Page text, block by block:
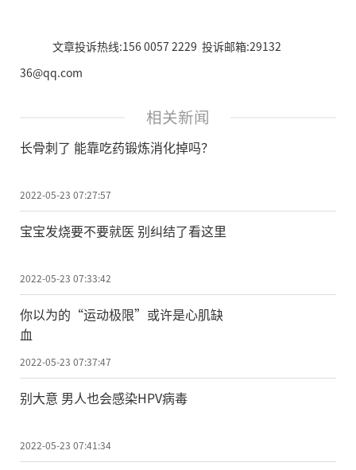
文章投诉热线:156 0057 2229 投诉邮箱:29132
36@qq.com
相关新闻
长骨刺了 能靠吃药锻炼消化掉吗？
2022-05-23 07:27:57
宝宝发烧要不要就医 别纠结了看这里
2022-05-23 07:33:42
你以为的“运动极限”或许是心肌缺
血
2022-05-23 07:37:47
别大意 男人也会感染HPV病毒
2022-05-23 07:41:34